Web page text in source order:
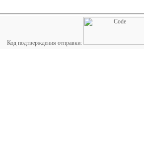
Код подтверждения отправки: